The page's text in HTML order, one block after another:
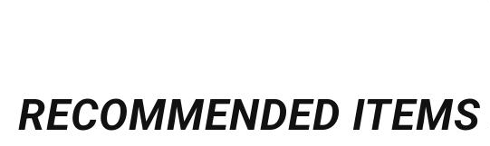
RECOMMENDED ITEMS